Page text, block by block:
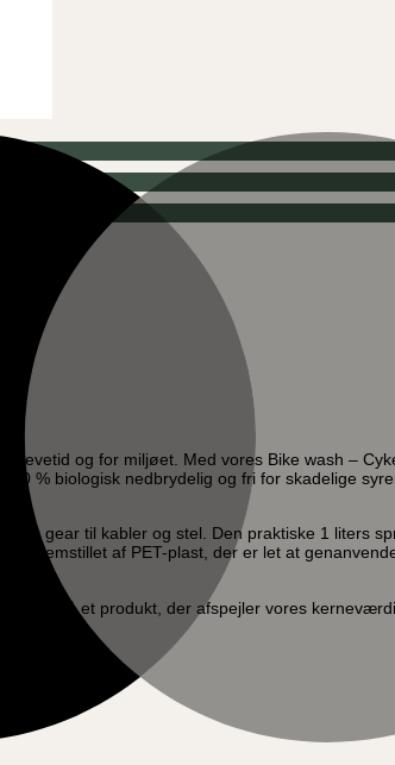
levetid og for miljøet. Med vores Bike wash –
% biologisk nedbrydelig og fri for skadelige
og gear til kabler og stel. Den praktiske 1 liters
fremstillet af PET-plast, der er let at
også et produkt, der afspejler vores